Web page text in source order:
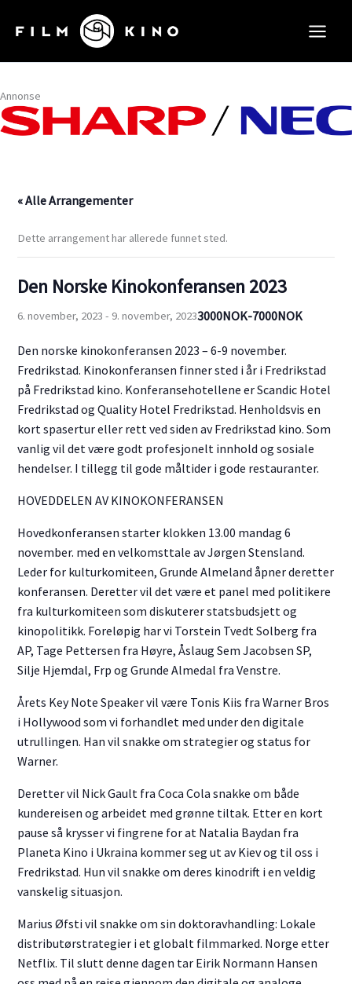
rett
innholdet
Annonse
« Alle Arrangementer
Dette arrangement har allerede funnet sted.
Den Norske Kinokonferansen 2023
6. november, 2023 - 9. november, 20233000NOK-7000NOK
Den norske kinokonferansen 2023 – 6-9 november.
Fredrikstad. Kinokonferansen finner sted i år i Fredrikstad
på Fredrikstad kino. Konferansehotellene er Scandic Hotel
Fredrikstad og Quality Hotel Fredrikstad. Henholdsvis en
kort spasertur eller rett ved siden av Fredrikstad kino. Som
vanlig vil det være godt profesjonelt innhold og sosiale
hendelser. I tillegg til gode måltider i gode restauranter.
HOVEDDELEN AV KINOKONFERANSEN
Hovedkonferansen starter klokken 13.00 mandag 6
november. med en velkomsttale av Jørgen Stensland.
Leder for kulturkomiteen, Grunde Almeland åpner deretter
konferansen. Deretter vil det være et panel med politikere
fra kulturkomiteen som diskuterer statsbudsjett og
kinopolitikk. Foreløpig har vi Torstein Tvedt Solberg fra
AP, Tage Pettersen fra Høyre, Åslaug Sem Jacobsen SP,
Silje Hjemdal, Frp og Grunde Almedal fra Venstre.
Årets Key Note Speaker vil være Tonis Kiis fra Warner Bros
i Hollywood som vi forhandlet med under den digitale
utrullingen. Han vil snakke om strategier og status for
Warner.
Deretter vil Nick Gault fra Coca Cola snakke om både
kundereisen og arbeidet med grønne tiltak. Etter en kort
pause så krysser vi fingrene for at Natalia Baydan fra
Planeta Kino i Ukraina kommer seg ut av Kiev og til oss i
Fredrikstad. Hun vil snakke om deres kinodrift i en veldig
vanskelig situasjon.
Marius Øfsti vil snakke om sin doktoravhandling: Lokale
distributørstrategier i et globalt filmmarked. Norge etter
Netflix. Til slutt denne dagen tar Eirik Normann Hansen